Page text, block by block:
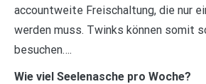
accountweite Freischaltung, die nur
werden muss. Twinks können somit
besuchen….
Wie viel Seelenasche pro Woche?